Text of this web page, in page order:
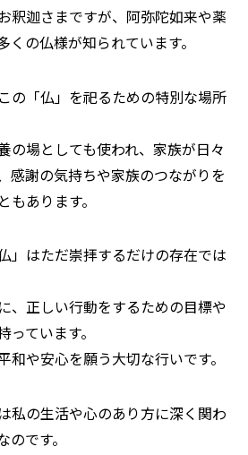
釈迦さまですが、阿弥陀如来や薬
くの仏様が知られています。
の「仏」を祀るための特別な場所
の場としても使われ、家族が日々
感謝の気持ちや家族のつながりを
あります。
」はただ崇拝するだけの存在では
、正しい行動をするための目標や
ています。
和や安心を願う大切な行いです。
私の生活や心のあり方に深く関わ
です。